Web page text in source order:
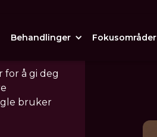
for å gi deg
bruker
Behandlinger Fokusområder